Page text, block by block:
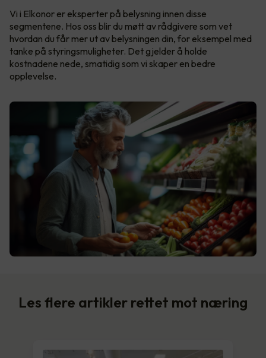
Vi i Elkonor er eksperter på belysning innen disse
segmentene. Hos oss blir du møtt av rådgivere som vet
hvordan du får mer ut av belysningen din, for eksempel med
tanke på styringsmuligheter. Det gjelder å holde
kostnadene nede, smatidig som vi skaper en bedre
opplevelse.
Les flere artikler rettet mot næring